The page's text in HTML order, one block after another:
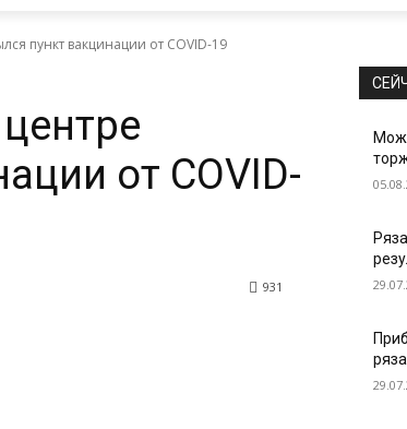
пункт вакцинации от COVID-19
от COVID-
931